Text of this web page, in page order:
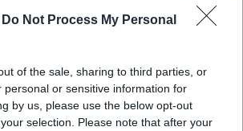
Do Not Process My Personal
of the sale, sharing to third parties, or
personal or sensitive information for
by us, please use the below opt-out
selection. Please note that after your